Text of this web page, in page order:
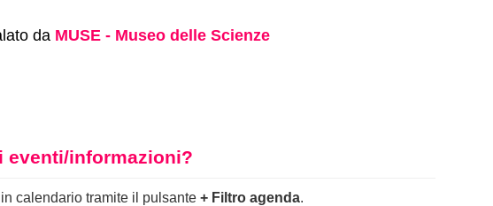
da MUSE - Museo delle Scienze
eventi/informazioni?
calendario tramite il pulsante + Filtro agenda.